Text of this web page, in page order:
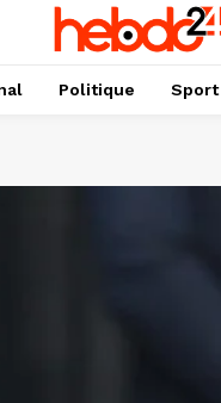
Politique Sport